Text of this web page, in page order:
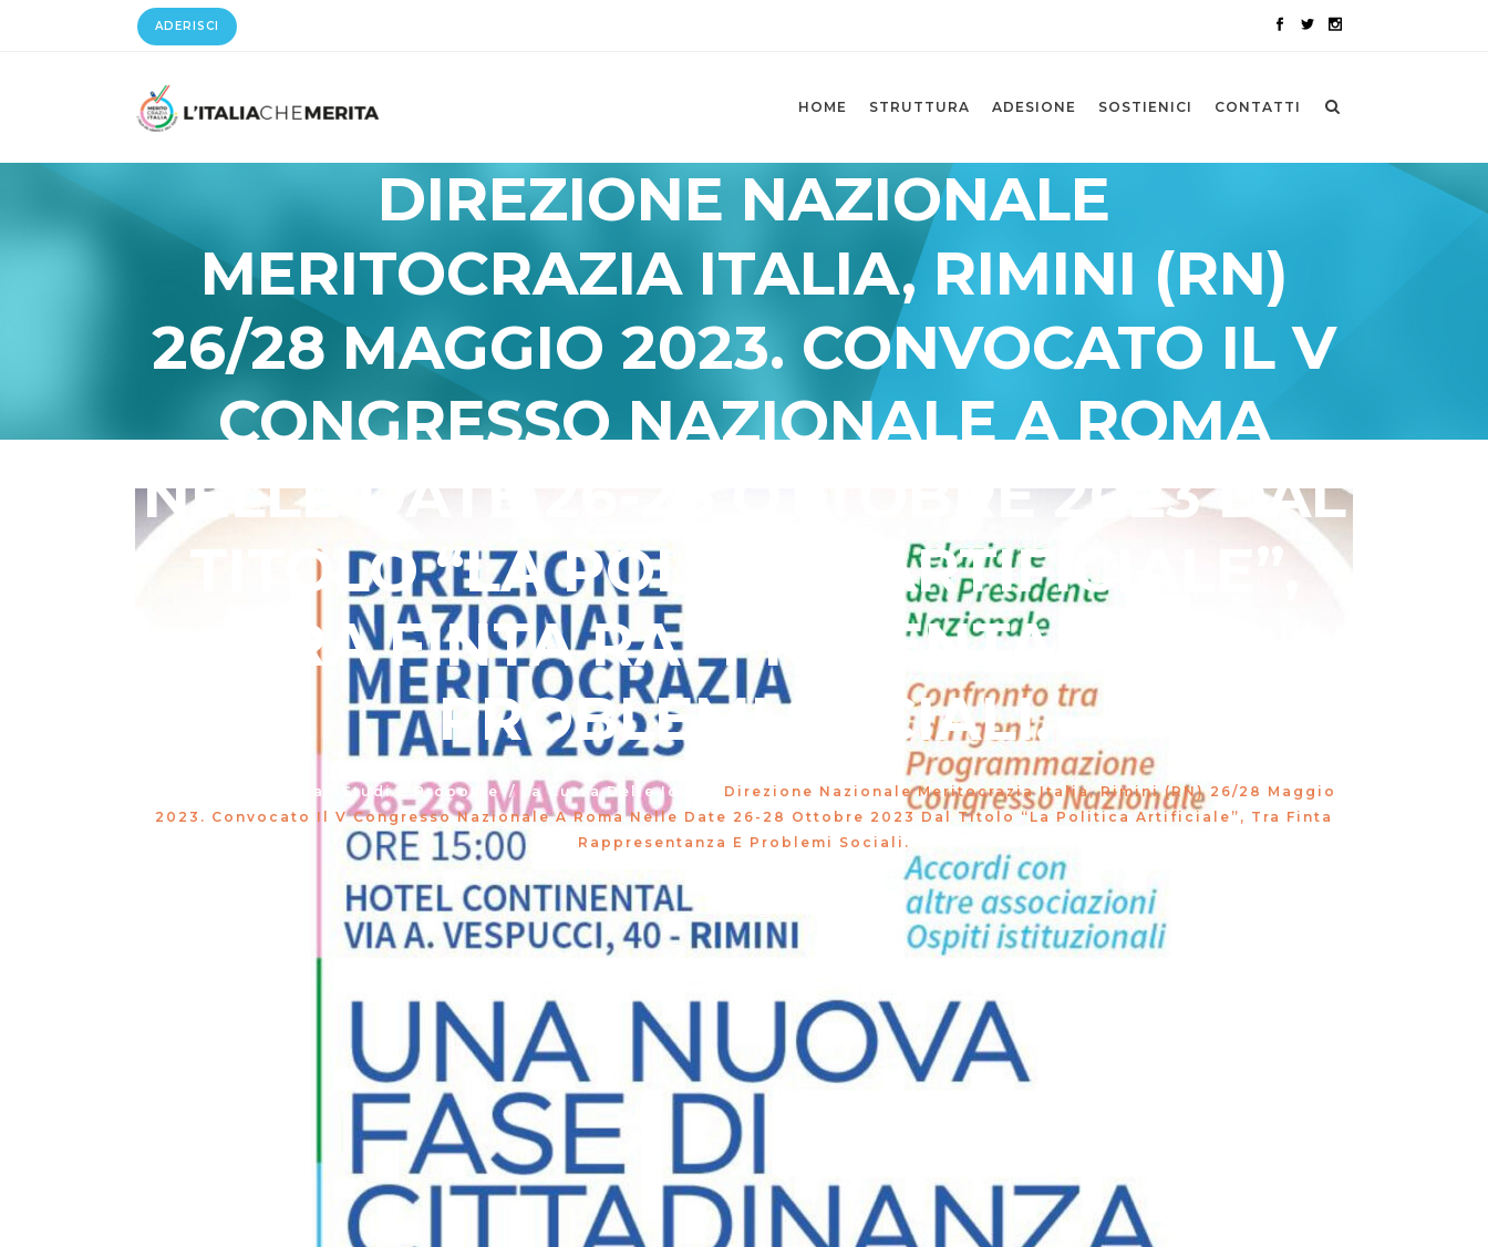
ADERISCI
HOME STRUTTURA ADESIONE SOSTIENICI CONTATTI
DIREZIONE NAZIONALE
MERITOCRAZIA ITALIA, RIMINI (RN)
26/28 MAGGIO 2023. CONVOCATO IL V
CONGRESSO NAZIONALE A ROMA
NELLE DATE 26-28 OTTOBRE 2023 DAL
TITOLO “LA POLITICA ARTIFICIALE”,
TRA FINTA RAPPRESENTANZA E
PROBLEMI SOCIALI.
Meritocrazia Italia Studi E Proposte / La Curva Delle Idee
Direzione Nazionale Meritocrazia Italia, Rimini (RN) 26/28 Maggio
2023. Convocato Il V Congresso Nazionale A Roma Nelle Date 26-28 Ottobre 2023 Dal Titolo “La Politica Artificiale”, Tra Finta
Rappresentanza E Problemi Sociali.